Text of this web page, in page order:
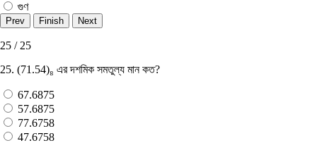
গুণ
25 / 25
25. (71.54)₈ এর দশমিক সমতুল্য মান কত?
67.6875
57.6875
77.6758
47.6758